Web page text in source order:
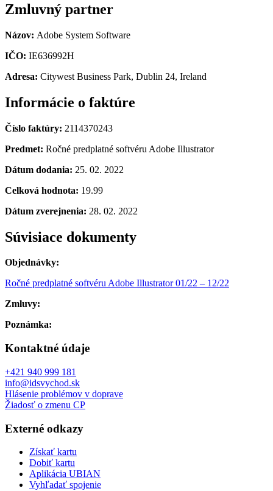
Zmluvný partner
Názov: Adobe System Software
IČO: IE636992H
Adresa: Citywest Business Park, Dublin 24, Ireland
Informácie o faktúre
Číslo faktúry: 2114370243
Predmet: Ročné predplatné softvéru Adobe Illustrator
Dátum dodania: 25. 02. 2022
Celková hodnota: 19.99
Dátum zverejnenia: 28. 02. 2022
Súvisiace dokumenty
Objednávky:
Ročné predplatné softvéru Adobe Illustrator 01/22 – 12/22
Zmluvy:
Poznámka:
Kontaktné údaje
+421 940 999 181
info@idsvychod.sk
Hlásenie problémov v doprave
Žiadosť o zmenu CP
Externé odkazy
Získať kartu
Dobiť kartu
Aplikácia UBIAN
Vyhľadať spojenie